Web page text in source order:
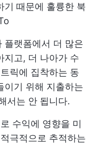
기 때문에 훌륭한 북
플랫폼에서 더 많은
지고, 더 나아가 수
릭에 집착하는 동
이기 위해 지출하는
서는 안 됩니다.
수익에 영향을 미
극적으로 추적하는